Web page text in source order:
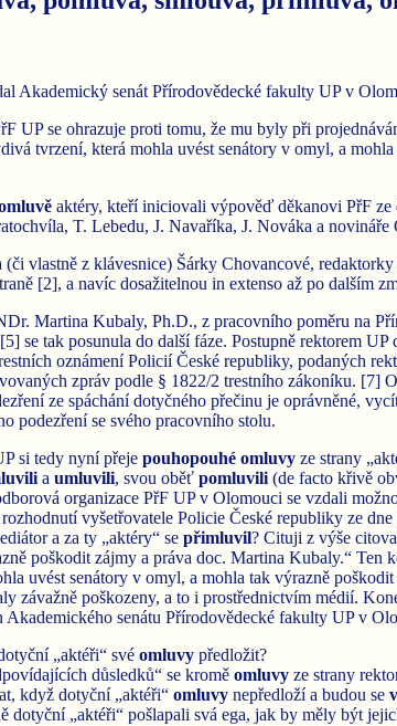
Akademický senát Přírodovědecké fakulty UP v
UP se ohrazuje proti tomu, že mu byly při
tvrzení, která mohla uvést senátory v omyl, a
aktéry, kteří iniciovali výpověď děkanovi PřF ze
T. Lebedu, J. Navaříka, J. Nováka a
(či vlastně z klávesnice) Šárky Chovancové,
[2], a navíc dosažitelnou in extenso až po dalším
Martina Kubaly, Ph.D., z pracovního poměru na
se tak posunula do další fáze. Postupně rektorem
oznámení Policií České republiky, podaných
zpráv podle § 1822/2 trestního zákoníku.
ze spáchání dotyčného přečinu je oprávněné,
podezření se svého pracovního stolu.
si tedy nyní přeje pouhopouhé omluvy ze strany
a umluvili, svou oběť pomluvili(de facto křivě
organizace PřF UP v Olomouci se vzdali
vyšetřovatele Policie České republiky ze
a za ty „aktéry“ se přimluvil? Cituji z výše
poškodit zájmy a práva doc. Martina Kubaly.“ Ten
uvést senátory v omyl, a mohla tak výrazně
závažně poškozeny, a to i prostřednictvím médií.
Akademického senátu Přírodovědecké fakulty UP v
„aktéři“ své omluvy předložit?
důsledků“ se kromě omluvy ze strany
když dotyční „aktéři“ omluvy nepředloží a budou se
dotyční „aktéři“ pošlapali svá ega, jak by měly být